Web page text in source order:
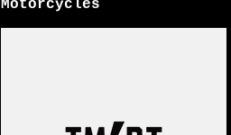
Motorcycles